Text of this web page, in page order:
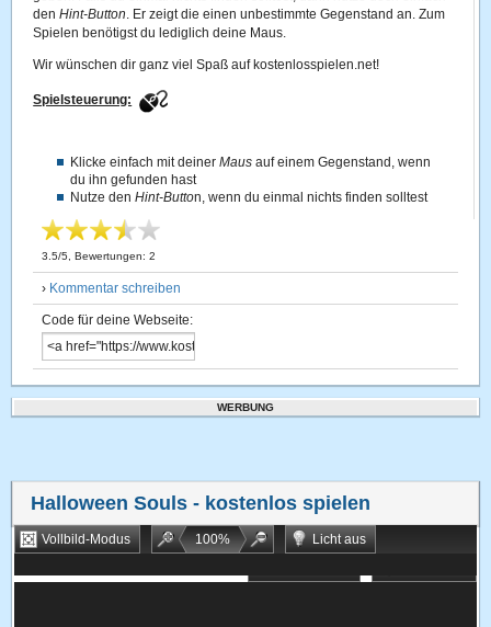
denHint-Button. Er zeigt die einen unbestimmte Gegenstand an. Zum
Spielen benötigst du lediglich deine Maus.
Wir wünschen dir ganz viel Spaß auf kostenlosspielen.net!
Spielsteuerung:
Klicke einfach mit deinerMaus auf einem Gegenstand, wenn
du ihn gefunden hast
Nutze denHint-Button, wenn du einmal nichts finden solltest
3.5/5 , Bewertungen:2
› Kommentar schreiben
Code für deine Webseite:
WERBUNG
Halloween Souls - kostenlos spielen
Vollbild-Modus 100%
Licht aus